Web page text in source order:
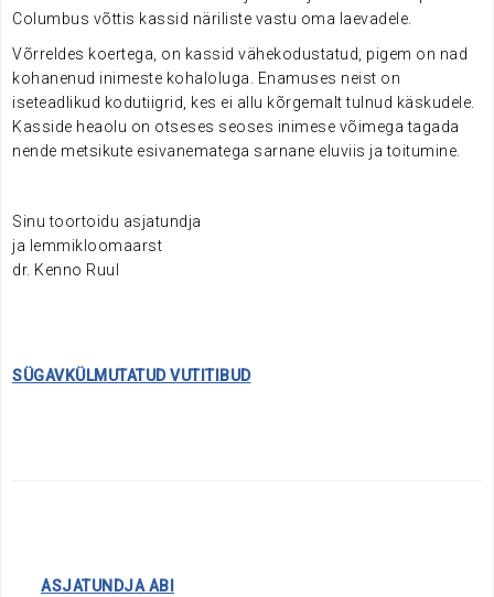
Columbus võttis kassid näriliste vastu oma laevadele.
Võrreldes koertega, on kassid vähekodustatud, pigem on nad
kohanenud inimeste kohaloluga. Enamuses neist on
iseteadlikud kodutiigrid, kes ei allu kõrgemalt tulnud käskudele.
Kasside heaolu on otseses seoses inimese võimega tagada
nende metsikute esivanematega sarnane eluviis ja toitumine.
Sinu toortoidu asjatundja
ja lemmikloomaarst
dr. Kenno Ruul
SÜGAVKÜLMUTATUD VUTITIBUD
ASJATUNDJA ABI